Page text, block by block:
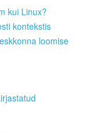
kui Linux?
kontekstis
loomise